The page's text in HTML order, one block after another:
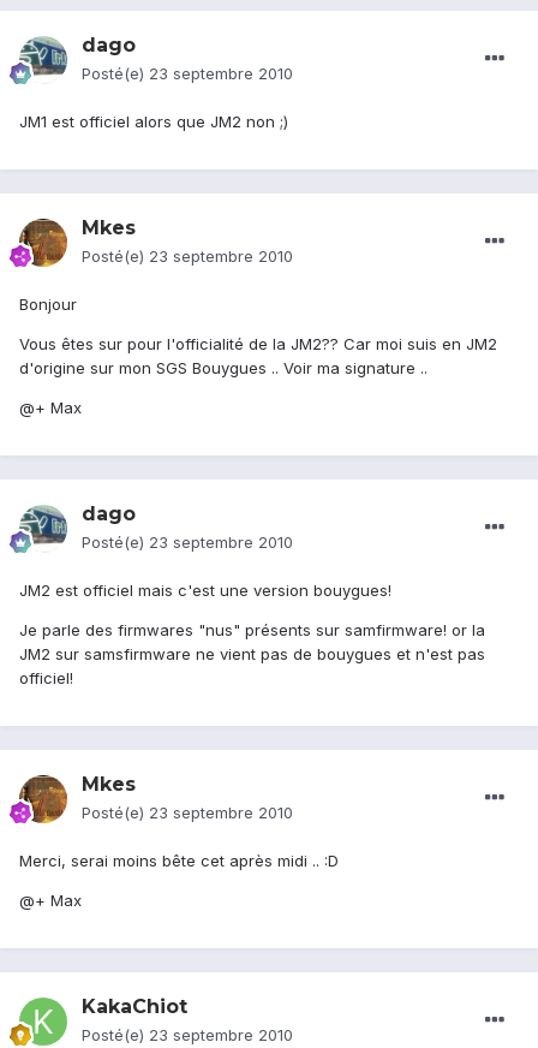
dago
Posté(e) 23 septembre 2010
JM1 est officiel alors que JM2 non ;)
Mkes
Posté(e) 23 septembre 2010
Bonjour
Vous êtes sur pour l'officialité de la JM2?? Car moi suis en JM2
d'origine sur mon SGS Bouygues .. Voir ma signature ..
@+ Max
dago
Posté(e) 23 septembre 2010
JM2 est officiel mais c'est une version bouygues!
Je parle des firmwares "nus" présents sur samfirmware! or la
JM2 sur samsfirmware ne vient pas de bouygues et n'est pas
officiel!
Mkes
Posté(e) 23 septembre 2010
Merci, serai moins bête cet après midi .. :D
@+ Max
KakaChiot
Posté(e) 23 septembre 2010